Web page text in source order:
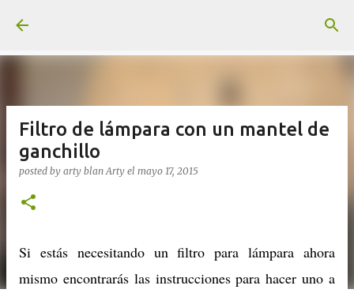
Filtro de lámpara con un mantel de
ganchillo
posted by arty blanArty el mayo 17, 2015
Si estás necesitando un filtro para lámpara ahora
mismo encontrarás las instrucciones para hacer uno a